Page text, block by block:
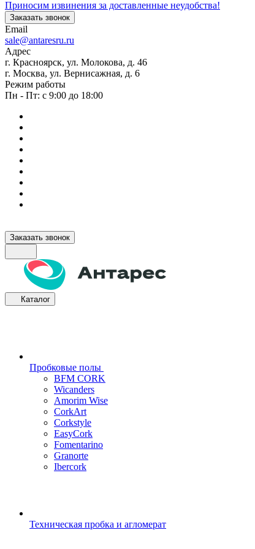
Приносим извинения за доставленные неудобства!
Заказать звонок
Email
sale@antaresru.ru
Адрес
г. Красноярск, ул. Молокова, д. 46
г. Москва, ул. Вернисажная, д. 6
Режим работы
Пн - Пт: с 9:00 до 18:00
Заказать звонок
Каталог
Пробковые полы
BFM CORK
Wicanders
Amorim Wise
CorkArt
Corkstyle
EasyCork
Fomentarino
Granorte
Ibercork
Техническая пробка и агломерат